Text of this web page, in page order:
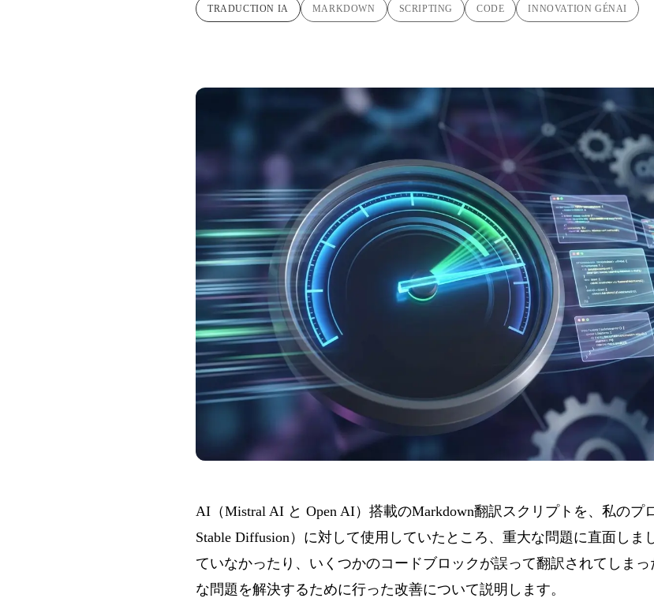
TRADUCTION IA MARKDOWN SCRIPTING CODE INNOVATION GÉNAI
AI（Mistral AI と Open AI）搭載のMarkdown翻訳スクリプトを、私のプ
Stable Diffusion ）に対して使用していたところ、重大な問題に直面しま
ていなかったり、いくつかのコードブロックが誤って翻訳されてしま
な問題を解決するために行った改善について説明します。